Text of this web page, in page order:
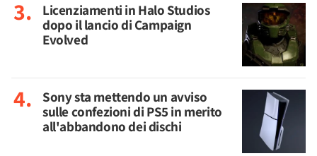
Licenziamenti in Halo Studios
dopo il lancio di Campaign
Evolved
Sony sta mettendo un avviso
sulle confezioni di PS5 in merito
all'abbandono dei dischi